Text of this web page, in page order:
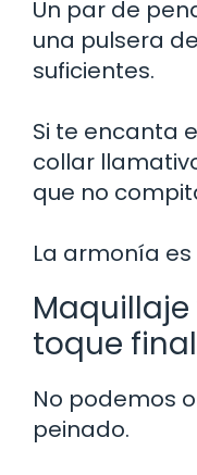
Un par de
una pulsera
suficientes.
Si te encanta
collar
que no
La armonía es
toque final
No podemos
peinado.